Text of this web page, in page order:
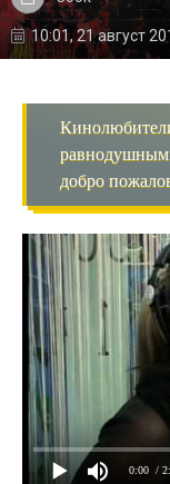
10:01, 21 август
добро
0:00 /